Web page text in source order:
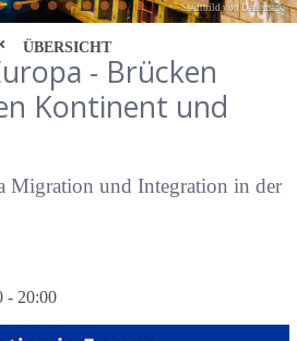
Stadtbild von Dänemark
ÜBERSICHT
- Brücken
Kontinent und
Migration und Integration in der
- 20:00